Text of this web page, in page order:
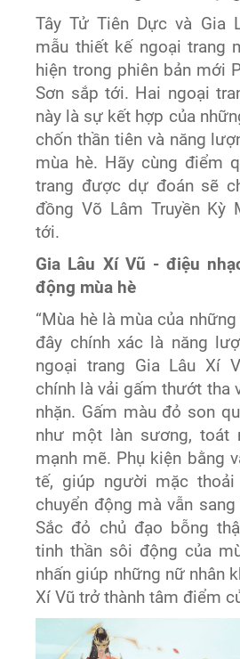
Tây Tử Tiên Dực và Gia
mẫu thiết kế ngoại trang
hiện trong phiên bản mới
Sơn sắp tới. Hai ngoại
này là sự kết hợp của
chốn thần tiên và năng
mùa hè. Hãy cùng điểm
trang được dự đoán sẽ
đồng Võ Lâm Truyền Kỳ
tới.
Gia Lâu Xí Vũ - điệu
động mùa hè
“Mùa hè là mùa của
đây chính xác là năng
ngoại trang Gia Lâu Xí
chính là vải gấm thướt tha
nhặn. Gấm màu đỏ son
như một làn sương, toát
mạnh mẽ. Phụ kiện bằng
tế, giúp người mặc
chuyển động mà vẫn
Sắc đỏ chủ đạo bỗng
tinh thần sôi động của
nhấn giúp những nữ nhân
Xí Vũ trở thành tâm điểm